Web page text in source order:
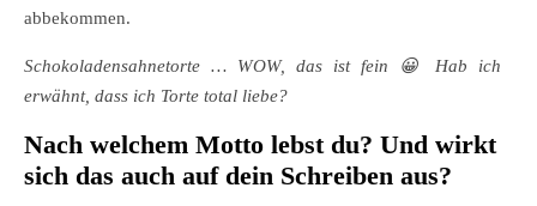
abbekommen.
Schokoladensahnetorte … WOW, das ist fein 😀 Hab ich
erwähnt, dass ich Torte total liebe?
Nach welchem Motto lebst du? Und wirkt
sich das auch auf dein Schreiben aus?